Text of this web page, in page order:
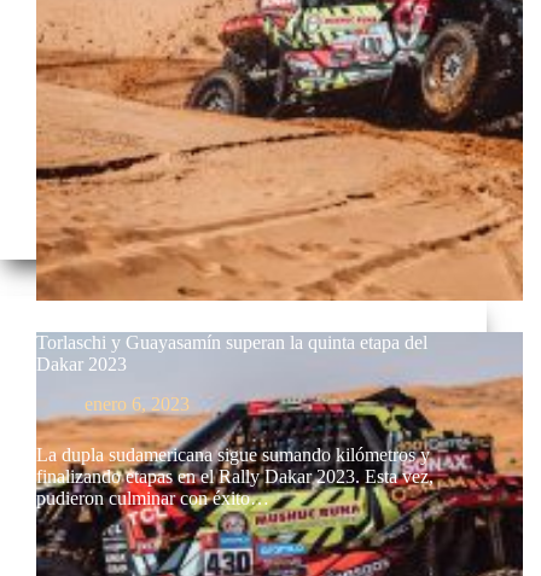
Torlaschi y Guayasamín superan la quinta etapa del
Dakar 2023
enero 6, 2023
La dupla sudamericana sigue sumando kilómetros y
finalizando etapas en el Rally Dakar 2023. Esta vez,
pudieron culminar con éxito…